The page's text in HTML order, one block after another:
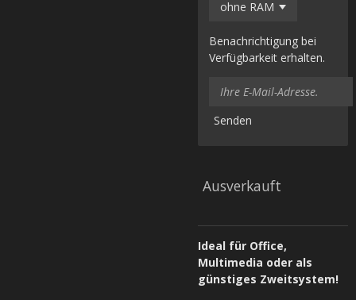
Benachrichtigung bei
Verfügbarkeit erhalten.
Senden
Ausverkauft
Ideal für Office,
Multimedia oder als
günstiges Zweitsystem!